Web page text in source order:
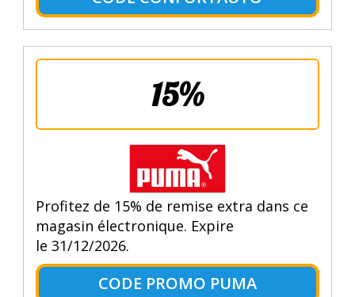
15%
Profitez de 15% de remise extra dans ce
magasin électronique. Expire
le 31/12/2026.
CODE PROMO PUMA